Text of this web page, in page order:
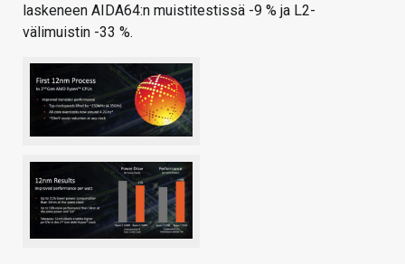
laskeneen AIDA64:n muistitestissä -9 % ja L2-
välimuistin -33 %.